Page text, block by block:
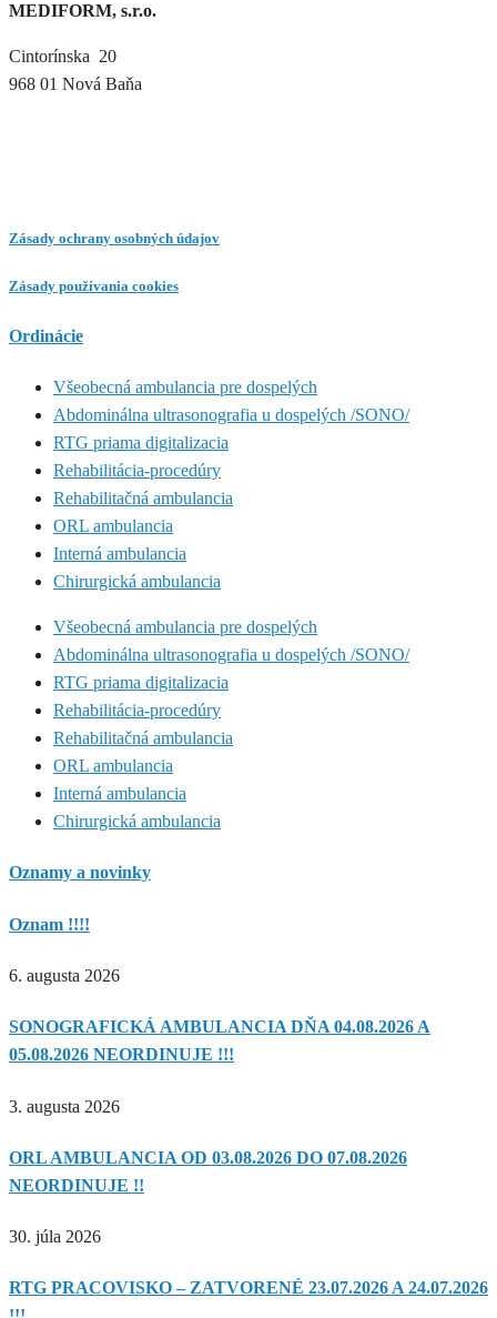
MEDIFORM, s.r.o.
Cintorínska 20
968 01 Nová Baňa
Zásady ochrany osobných údajov
Zásady používania cookies
Ordinácie
Všeobecná ambulancia pre dospelých
Abdominálna ultrasonografia u dospelých /SONO/
RTG priama digitalizacia
Rehabilitácia-procedúry
Rehabilitačná ambulancia
ORL ambulancia
Interná ambulancia
Chirurgická ambulancia
Všeobecná ambulancia pre dospelých
Abdominálna ultrasonografia u dospelých /SONO/
RTG priama digitalizacia
Rehabilitácia-procedúry
Rehabilitačná ambulancia
ORL ambulancia
Interná ambulancia
Chirurgická ambulancia
Oznamy a novinky
Oznam !!!!
6. augusta 2026
SONOGRAFICKÁ AMBULANCIA DŇA 04.08.2026 A
05.08.2026 NEORDINUJE !!!
3. augusta 2026
ORL AMBULANCIA OD 03.08.2026 DO 07.08.2026
NEORDINUJE !!
30. júla 2026
RTG PRACOVISKO – ZATVORENÉ 23.07.2026 A 24.07.2026